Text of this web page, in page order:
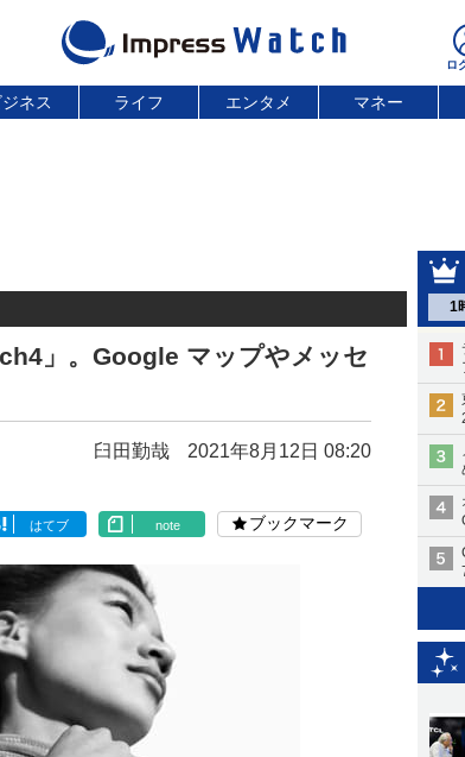
ジネス ライフ エンタメ マネー
1
」。Google マップやメッセ
臼田勤哉 2021年8月12日 08:20
はてブ note ブックマーク